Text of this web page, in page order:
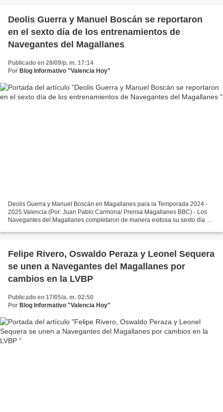
Deolis Guerra y Manuel Boscán se reportaron
en el sexto día de los entrenamientos de
Navegantes del Magallanes
Publicado en 28/09/p. m. 17:14
Por Blog Informativo "Valencia Hoy"
Deolis Guerra y Manuel Boscán en Magallanes para la Temporada 2024 -
2025 Valencia (Por: Juan Pablo Carmona/ Prensa Magallanes BBC).- Los
Navegantes del Magallanes completaron de manera exitosa su sexto día de
Felipe Rivero, Oswaldo Peraza y Leonel Sequera
se unen a Navegantes del Magallanes por
cambios en la LVBP
Publicado en 17/05/a. m. 02:50
Por Blog Informativo "Valencia Hoy"